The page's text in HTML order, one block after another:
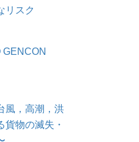
リスク
風，高潮，洪
貨物の滅失・